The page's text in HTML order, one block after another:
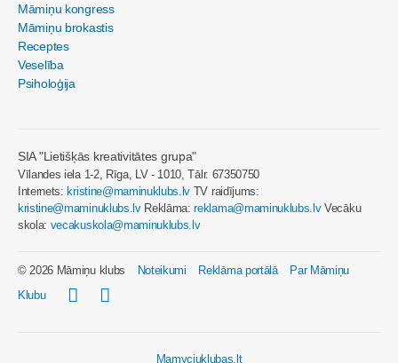
Māmiņu kongress
Māmiņu brokastis
Receptes
Veselība
Psiholoģija
SIA "Lietišķās kreativitātes grupa"
Vīlandes iela 1-2, Rīga, LV - 1010, Tālr. 67350750
Internets:kristine@maminuklubs.lv TV raidījums:
kristine@maminuklubs.lvReklāma:reklama@maminuklubs.lvVecāku
skola: vecakuskola@maminuklubs.lv
© 2026 Māmiņu klubs Noteikumi Reklāma portālā
Par Māmiņu
Klubu
Mamyciuklubas.lt